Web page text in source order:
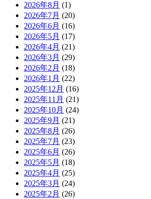
2026年8月 (1)
2026年7月 (20)
2026年6月 (16)
2026年5月 (17)
2026年4月 (21)
2026年3月 (29)
2026年2月 (18)
2026年1月 (22)
2025年12月 (16)
2025年11月 (21)
2025年10月 (24)
2025年9月 (21)
2025年8月 (26)
2025年7月 (23)
2025年6月 (26)
2025年5月 (18)
2025年4月 (25)
2025年3月 (24)
2025年2月 (26)